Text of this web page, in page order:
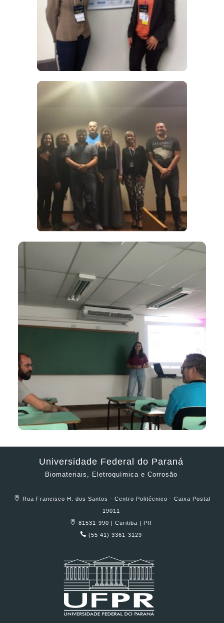
Universidade Federal do Paraná
Biomateriais, Eletroquímica e Corrosão
Rua Francisco H. dos Santos - Centro Politécnico - Caixa Postal
19011
81531-990 | Curitiba | PR
(55 41) 3361-3129